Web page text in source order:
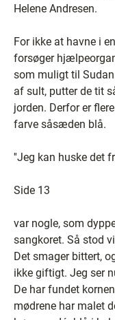
Helene Andresen.
For ikke at havne i
forsøger
som muligt til
af sult, putter de tit
jorden. Derfor er
farve såsæden blå.
''Jeg kan huske det
Side 13
var nogle, som
sangkoret. Så stod
Det smager bittert,
ikke giftigt. Jeg ser
De har fundet
mødrene har malet